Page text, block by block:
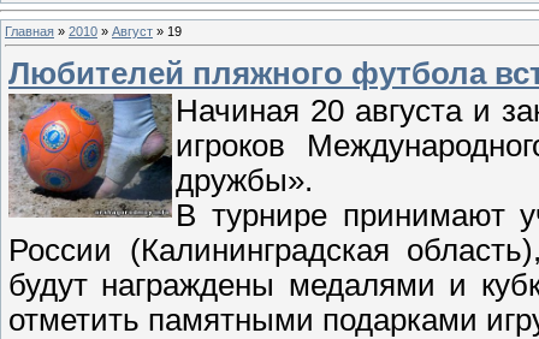
Главная » 2010 » Август » 19
Любителей пляжного футбола
Начиная 20 августа и
игроков
дружбы».
В турнире принимают
России (Калининградская
будут награждены медалями и
отметить памятными подарками